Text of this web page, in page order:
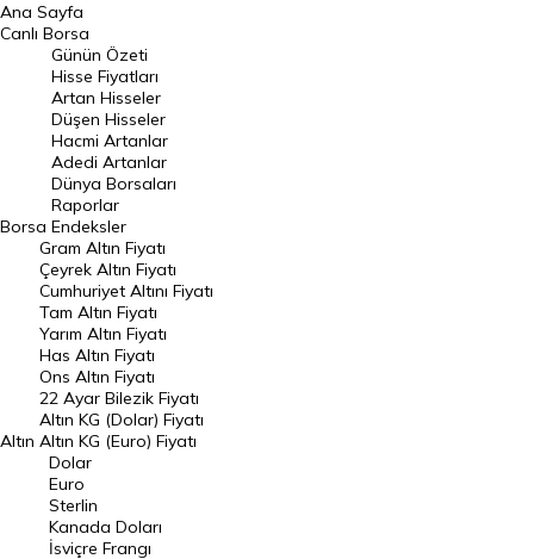
BIST 100 Hisseleri
En Çok Artan Hisseler
En Çok Düşen Hisseler
Hacmi Artanlar
Geçmiş Kapanışlar
Dünya Borsaları
Raporlar
Endeksler
DÖVİZ
Döviz Kuru
Dolar Kuru
Euro Kuru
Pound Kuru
Frank Kuru
Ana Sayfa
Canlı Borsa
Borsa
Günün Özeti
Hisse Fiyatları
Artan Hisseler
Düşen Hisseler
Hacmi Artanlar
Adedi Artanlar
Dünya Borsaları
Raporlar
Endeksler
Altın
Gram Altın Fiyatı
Çeyrek Altın Fiyatı
Cumhuriyet Altını Fiyatı
Tam Altın Fiyatı
Yarım Altın Fiyatı
Has Altın Fiyatı
Ons Altın Fiyatı
22 Ayar Bilezik Fiyatı
Altın KG (Dolar) Fiyatı
Altın KG (Euro) Fiyatı
Dolar
Euro
Sterlin
Kanada Doları
İsviçre Frangı